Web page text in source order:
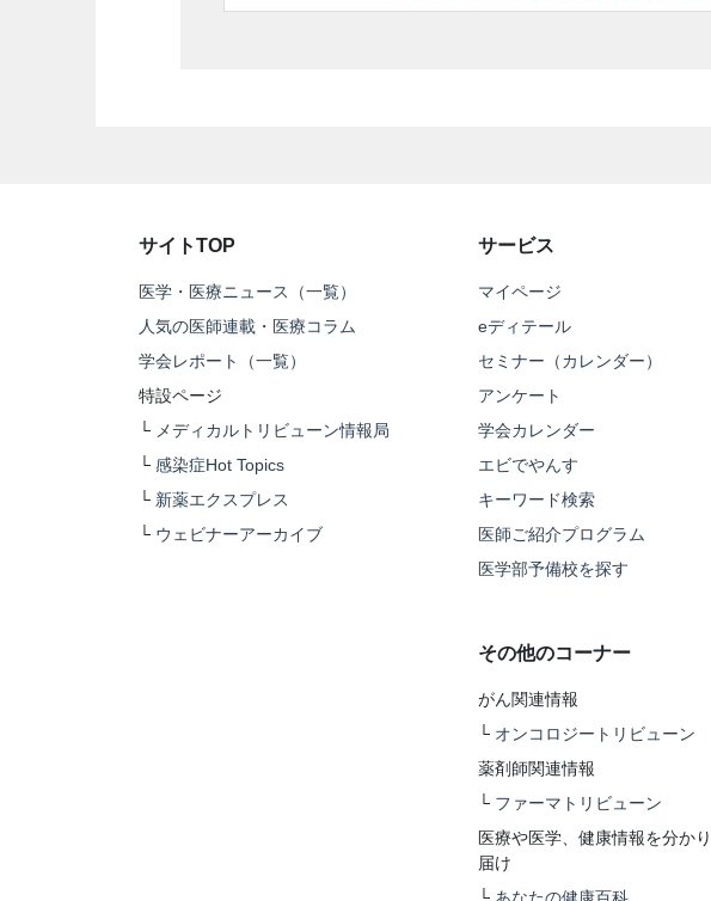
サイトTOP
医学・医療ニュース（一覧）
人気の医師連載・医療コラム
学会レポート（一覧）
特設ページ
└ メディカルトリビューン情報局
└ 感染症Hot Topics
└ 新薬エクスプレス
└ ウェビナーアーカイブ
サービス
マイページ
eディテール
セミナー（カレンダー）
アンケート
学会カレンダー
エビでやんす
キーワード検索
医師ご紹介プログラム
医学部予備校を探す
その他のコーナー
がん関連情報
└ オンコロジートリビューン
薬剤師関連情報
└ ファーマトリビューン
医療や医学、健康情報を分か
届け
└ あなたの健康百科